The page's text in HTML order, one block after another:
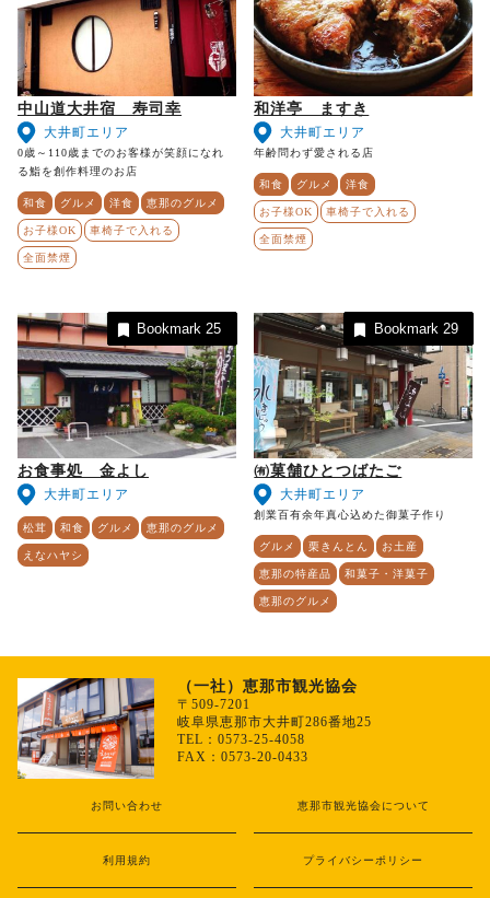
中山道大井宿 寿司幸
大井町エリア
0歳～110歳までのお客様が笑顔になれ
る鮨を創作料理のお店
和食 グルメ 洋食 恵那のグルメ
お子様OK 車椅子で入れる
全面禁煙
和洋亭 ますき
大井町エリア
年齢問わず愛される店
和食 グルメ 洋食
お子様OK 車椅子で入れる
全面禁煙
お食事処 金よし
大井町エリア
松茸 和食 グルメ 恵那のグルメ
えなハヤシ
Bookmark 25
㈲菓舗ひとつばたご
大井町エリア
創業百有余年真心込めた御菓子作り
グルメ 栗きんとん お土産
恵那の特産品 和菓子・洋菓子
恵那のグルメ
Bookmark 29
（一社）恵那市観光協会
〒509-7201
岐阜県恵那市大井町286番地25
TEL：0573-25-4058
FAX：0573-20-0433
お問い合わせ 恵那市観光協会について
利用規約 プライバシーポリシー